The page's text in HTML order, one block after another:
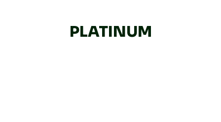
PLATINUM